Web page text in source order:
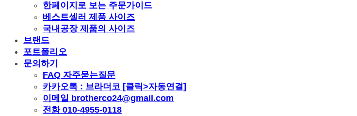
한페이지로 보는 주문가이드
베스트셀러 제품 사이즈
국내공장 제품의 사이즈
브랜드
포트폴리오
문의하기
FAQ 자주묻는질문
카카오톡 : 브라더코 [클릭>자동연결]
이메일 brotherco24@gmail.com
전화 010-4955-0118